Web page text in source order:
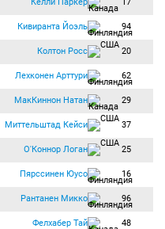
Кивиранта Йоэль 94
Колтон Росс 20
Лехконен Арттури 62
МакКиннон Натан 29
Миттельштад Кейси 37
О'Коннор Логан 25
Пярссинен Юусо 16
Рантанен Микко 96
Фелхабер Тай 48